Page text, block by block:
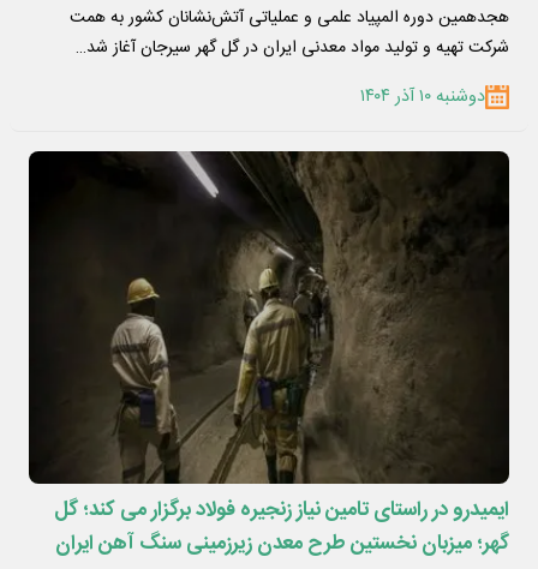
هجدهمین دوره المپیاد علمی و عملیاتی آتش‌نشانان کشور به همت
شرکت تهیه و تولید مواد معدنی ایران در گل گهر سیرجان آغاز شد…
دوشنبه ۱۰ آذر ۱۴۰۴
ایمیدرو در راستای تامین نیاز زنجیره فولاد برگزار می کند؛ گل
گهر؛ میزبان نخستین طرح معدن زیرزمینی سنگ آهن ایران